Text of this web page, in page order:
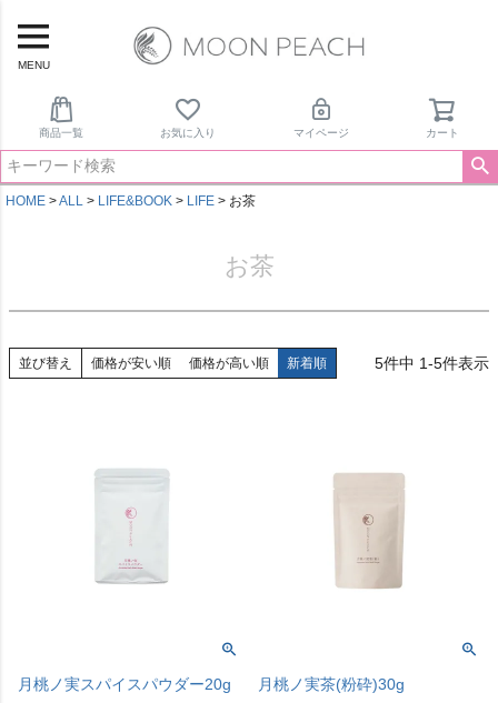
MENU
商品一覧 お気に入り マイページ カート
HOME ALL LIFE&BOOK LIFE お茶
お茶
並び替え 価格が安い順 価格が高い順 新着順 5件中 1-5件表示
月桃ノ実スパイスパウダー20g
月桃ノ実茶(粉砕)30g